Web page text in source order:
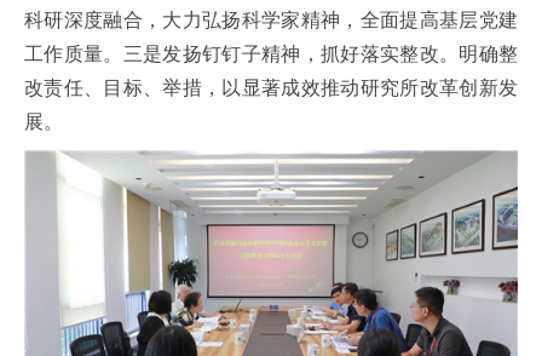
科研深度融合，大力弘扬科学家精神，全面提高基层党建
工作质量。三是发扬钉钉子精神，抓好落实整改。明确整
改责任、目标、举措，以显著成效推动研究所改革创新发
展。